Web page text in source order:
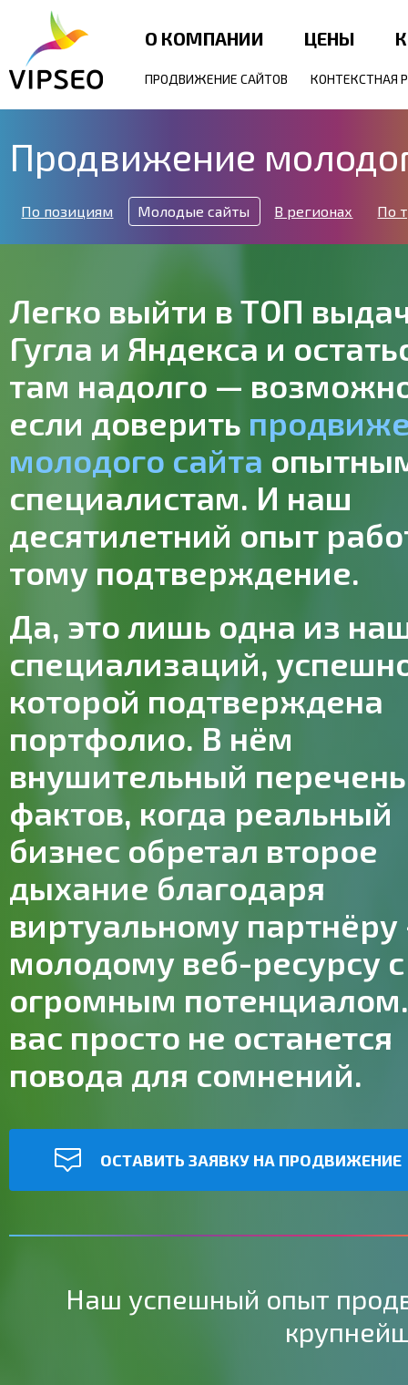
О КОМПАНИИ ЦЕНЫ
ПРОДВИЖЕНИЕ САЙТОВ КОНТЕКСТНАЯ
Продвижение
По позициям Молодые сайты В регионах По
Легко выйти в ТОП
Гугла и Яндекса и
там надолго —
если доверить
молодого сайта
специалистам. И наш
десятилетний опыт
тому подтверждение.
Да, это лишь одна из
специализаций,
которой подтверждена
портфолио. В нём
внушительный перечень
фактов, когда реальный
бизнес обретал второе
дыхание благодаря
виртуальному
молодому веб-ресурсу с
огромным
вас просто не останется
повода для сомнений.
ОСТАВИТЬ ЗАЯВКУ НА ПРОДВИЖЕНИЕ
Наш успешный опыт